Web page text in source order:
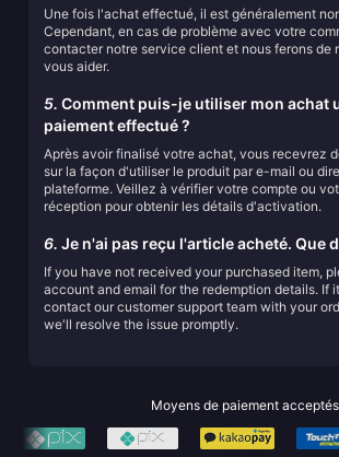
Une fois l'achat effectué, il est généralement
Cependant, en cas de problème avec votre
contacter notre service client et nous ferons de
vous aider.
5. Comment puis-je utiliser mon achat
paiement effectué ?
Après avoir finalisé votre achat, vous recevrez
sur la façon d'utiliser le produit par e-mail ou
plateforme. Veillez à vérifier votre compte ou
réception pour obtenir les détails d'activation.
6. Je n'ai pas reçu l'article acheté. Que
If you have not received your purchased item,
account and email for the redemption details. If
contact our customer support team with your
we'll resolve the issue promptly.
Moyens de paiement acceptés